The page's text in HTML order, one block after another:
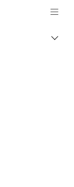
Canon Logo, back
Skift